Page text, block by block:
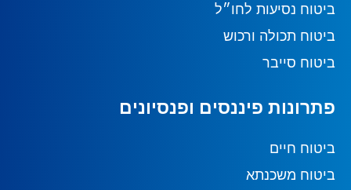
ביטוח נסיעות לחו״ל
ביטוח תכולה ורכוש
ביטוח סייבר
פתרונות פיננסים ופנסיונים
ביטוח חיים
ביטוח משכנתא